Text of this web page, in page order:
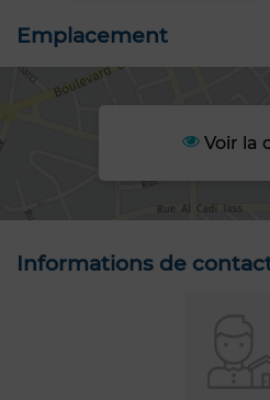
Emplacement
Voir la
Informations de